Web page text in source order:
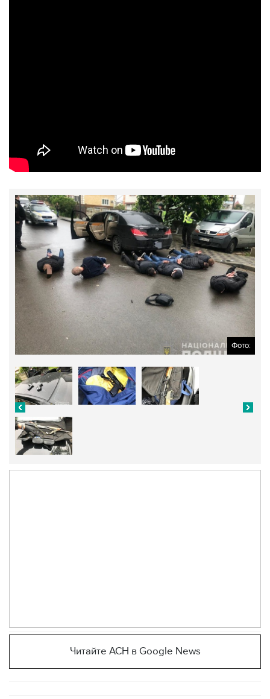
Фото:
Читайте АСН в Google News